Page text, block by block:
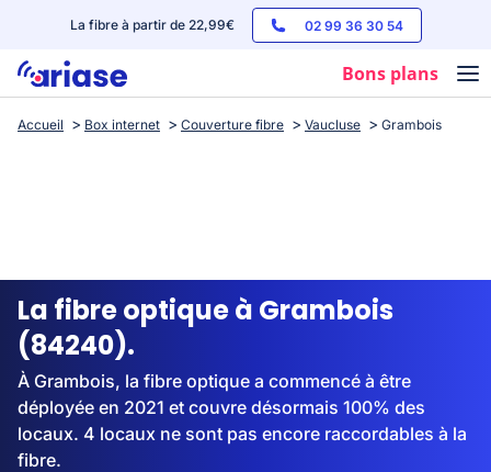
La fibre à partir de 22,99€ 02 99 36 30 54
Bons plans
Box internet
Streaming
Accueil Box internet Couverture fibre Vaucluse Grambois
La fibre optique à Grambois
(84240).
À Grambois, la fibre optique a commencé à être
déployée en 2021 et couvre désormais 100% des
locaux. 4 locaux ne sont pas encore raccordables à la
fibre.